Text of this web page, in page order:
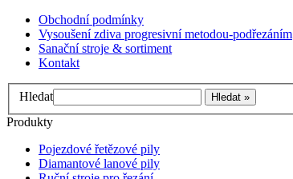
Obchodní podmínky
Vysoušení zdiva progresivní metodou-podřezáním
Sanační stroje & sortiment
Kontakt
Hledat
Produkty
Pojezdové řetězové pily
Diamantové lanové pily